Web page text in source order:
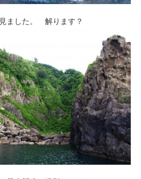
ました。 解ります？